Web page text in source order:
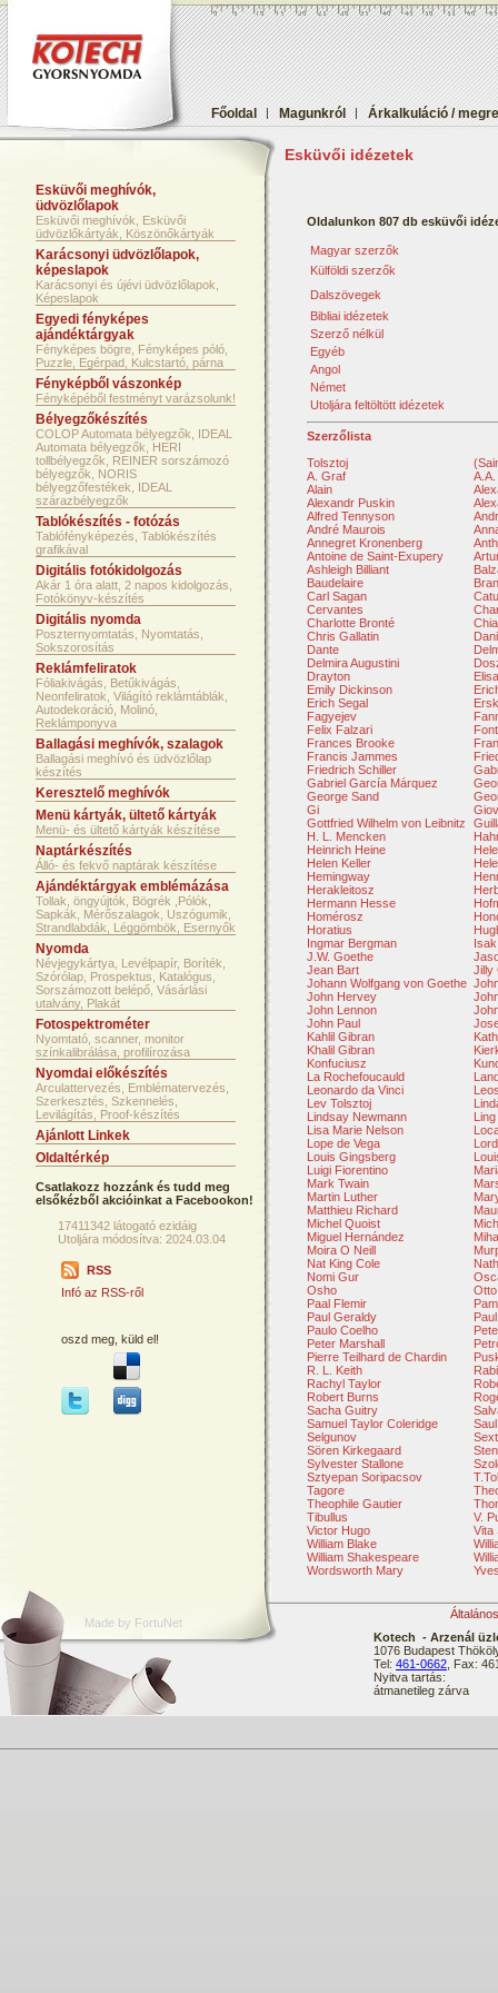
Főoldal | Magunkról | Árkalkuláció /
Esküvői idézetek
Esküvői meghívók,
üdvözlőlapok
Esküvői meghívók, Esküvői
üdvözlőkártyák, Köszönőkártyák
Karácsonyi üdvözlőlapok,
képeslapok
Karácsonyi és újévi üdvözlőlapok,
Képeslapok
Egyedi fényképes
ajándéktárgyak
Fényképes bögre, Fényképes póló,
Puzzle, Egérpad, Kulcstartó, párna
Fényképből vászonkép
Fényképéből festményt varázsolunk!
Bélyegzőkészítés
COLOP Automata bélyegzők, IDEAL
Automata bélyegzők, HERI
tollbélyegzők, REINER sorszámozó
bélyegzők, NORIS
bélyegzőfestékek, IDEAL
szárazbélyegzők
Tablókészítés - fotózás
Tablófényképezés, Tablókészítés
grafikával
Digitális fotókidolgozás
Akár 1 óra alatt, 2 napos kidolgozás,
Fotókönyv-készítés
Digitális nyomda
Poszternyomtatás, Nyomtatás,
Sokszorosítás
Reklámfeliratok
Fóliakivágás, Betűkivágás,
Neonfeliratok, Világító reklámtáblák,
Autodekoráció, Molinó,
Reklámponyva
Ballagási meghívók, szalagok
Ballagási meghívó és üdvözlőlap
készítés
Keresztelő meghívók
Menü kártyák, ültető kártyák
Menü- és ültető kártyák készítése
Naptárkészítés
Álló- és fekvő naptárak készítése
Ajándéktárgyak emblémázása
Tollak, öngyújtók, Bögrék ,Pólók,
Sapkák, Mérőszalagok, Uszógumik,
Strandlabdák, Léggömbök, Esernyők
Nyomda
Névjegykártya, Levélpapír, Boríték,
Szórólap, Prospektus, Katalógus,
Sorszámozott belépő, Vásárlási
utalvány, Plakát
Fotospektrométer
Nyomtató, scanner, monitor
színkalibrálása, profilírozása
Nyomdai előkészítés
Arculattervezés, Emblématervezés,
Szerkesztés, Szkennelés,
Levilágítás, Proof-készítés
Ajánlott Linkek
Oldaltérkép
Csatlakozz hozzánk és tudd meg
elsőkézből akcióinkat a Facebookon!
17411342 látogató ezidáig
Utoljára módosítva: 2024.03.04
RSS
Infó az RSS-ről
oszd meg, küld el!
Oldalunkon 807 db esküvői
Magyar szerzők
Külföldi szerzők
Dalszövegek
Bibliai idézetek
Szerző nélkül
Egyéb
Angol
Német
Utoljára feltöltött idézetek
Szerzőlista
Tolsztoj
A. Graf
A.A.
Alain
Alexandr Puskin
Alfred Tennyson
André Maurois
Annegret Kronenberg
Antoine de Saint-Exupery
Ashleigh Billiant
Baudelaire
Carl Sagan
Cervantes
Charlotte Bronté
Chris Gallatin
Dante
Delmira Augustini
Drayton
Emily Dickinson
Erich Segal
Fagyejev
Felix Falzari
Frances Brooke
Francis Jammes
Friedrich Schiller
Gabriel García Márquez
George Sand
Gi
Gottfried Wilhelm von Leibnitz
H. L. Mencken
Heinrich Heine
Helen Keller
Hemingway
Herakleitosz
Hermann Hesse
Homérosz
Horatius
Ingmar Bergman
J.W. Goethe
Jean Bart
Jilly
Johann Wolfgang von Goethe
John Hervey
John Lennon
John Paul
Kahlil Gibran
Khalil Gibran
Konfuciusz
La Rochefoucauld
Leonardo da Vinci
Lev Tolsztoj
Lindsay Newmann
Lisa Marie Nelson
Lope de Vega
Louis Gingsberg
Luigi Fiorentino
Mark Twain
Martin Luther
Matthieu Richard
Michel Quoist
Miguel Hernández
Moira O Neill
Nat King Cole
Nomi Gur
Osho
Paal Flemir
Paul Geraldy
Paulo Coelho
Peter Marshall
Pierre Teilhard de Chardin
R. L. Keith
Rachyl Taylor
Robert Burns
Sacha Guitry
Samuel Taylor Coleridge
Selgunov
Sören Kirkegaard
Sylvester Stallone
Sztyepan Soripacsov
Tagore
Theophile Gautier
Tibullus
V.
Victor Hugo
Vita
William Blake
William Shakespeare
Wordsworth Mary
Made by FortuNet
Kotech - Arzenál
1076 Budapest
Tel: 461-0662 , Fax:
Nyitva tartás:
átmanetileg zárva